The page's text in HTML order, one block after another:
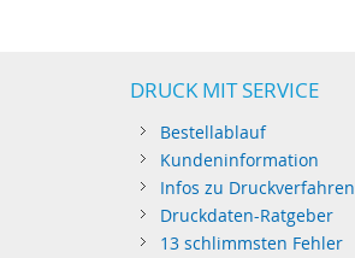
DRUCK MIT SERVICE
Bestellablauf
Kundeninformation
Infos zu Druckverfahren
Druckdaten-Ratgeber
13 schlimmsten Fehler